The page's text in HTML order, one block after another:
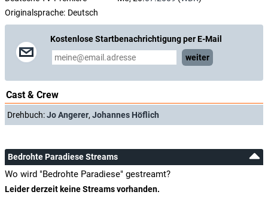
Originalsprache: Deutsch
Kostenlose Startbenachrichtigung per E-Mail
weiter
Cast & Crew
Drehbuch:Jo Angerer, Johannes Höflich
Bedrohte Paradiese Streams
Wo wird "Bedrohte Paradiese" gestreamt?
Leider derzeit keine Streams vorhanden.